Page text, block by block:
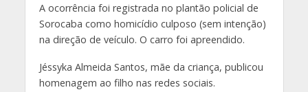
A ocorrência foi registrada no plantão policial de
Sorocaba como homicídio culposo (sem intenção)
na direção de veículo. O carro foi apreendido.
Jéssyka Almeida Santos, mãe da criança, publicou
homenagem ao filho nas redes sociais.